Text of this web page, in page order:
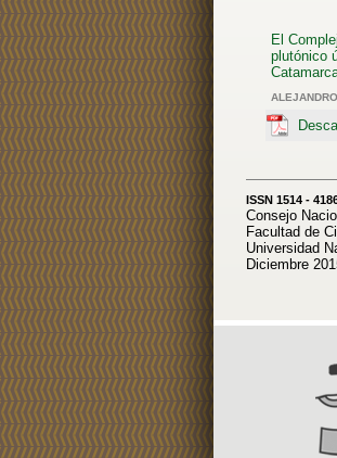
El
plutónico
ISSN 1514 -
Consejo
Facultad de
Universidad
Diciembre